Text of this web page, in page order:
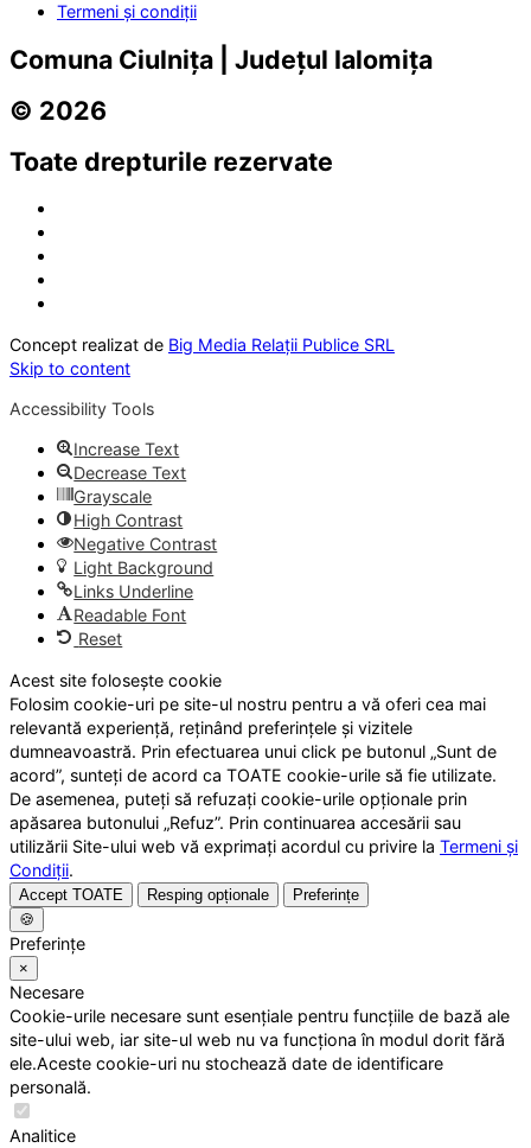
Termeni și condiții
Comuna Ciulnița | Județul Ialomița
© 2026
Toate drepturile rezervate
Concept realizat de Big Media Relații Publice SRL
Skip to content
Accessibility Tools
Increase Text
Decrease Text
Grayscale
High Contrast
Negative Contrast
Light Background
Links Underline
Readable Font
Reset
Acest site folosește cookie
Folosim cookie-uri pe site-ul nostru pentru a vă oferi cea mai
relevantă experiență, reținând preferințele și vizitele
dumneavoastră. Prin efectuarea unui click pe butonul „Sunt de
acord”, sunteți de acord ca TOATE cookie-urile să fie utilizate.
De asemenea, puteți să refuzați cookie-urile opționale prin
apăsarea butonului „Refuz”. Prin continuarea accesării sau
utilizării Site-ului web vă exprimați acordul cu privire la Termeni și
Condiții.
Accept TOATE Resping opționale
Preferințe
🍪
Preferințe
×
Necesare
Cookie-urile necesare sunt esențiale pentru funcțiile de bază ale
site-ului web, iar site-ul web nu va funcționa în modul dorit fără
ele.Aceste cookie-uri nu stochează date de identificare
personală.
Analitice